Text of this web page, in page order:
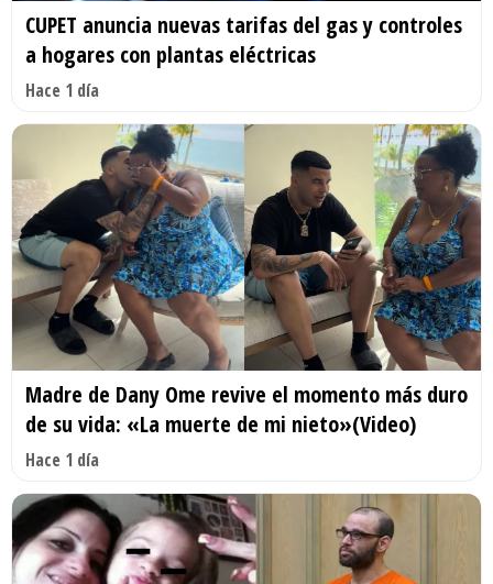
CUPET anuncia nuevas tarifas del gas y controles
a hogares con plantas eléctricas
Hace 1 día
Madre de Dany Ome revive el momento más duro
de su vida: «La muerte de mi nieto»(Video)
Hace 1 día